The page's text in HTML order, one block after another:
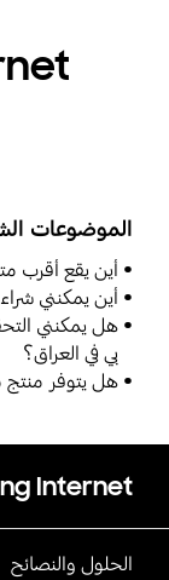
الموضوعات
أين يقع أقرب
أين يمكنني
هل يمكنني
بي في العراق؟
هل يتوفر منتج
Internet
الحلول والنصائح